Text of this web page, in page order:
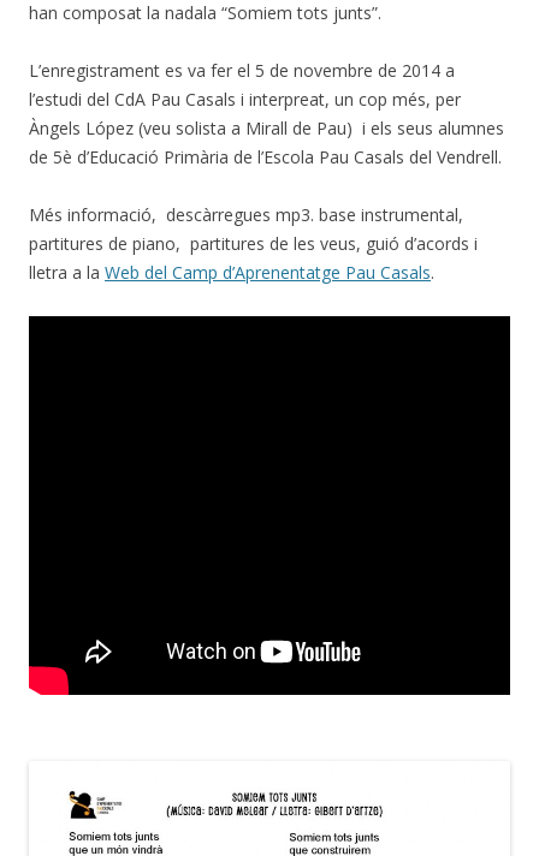
han composat la nadala “Somiem tots junts”.
L’enregistrament es va fer el 5 de novembre de 2014 a
l’estudi del CdA Pau Casals i interpreat, un cop més, per
Àngels López (veu solista a Mirall de Pau) i els seus alumnes
de 5è d’Educació Primària de l’Escola Pau Casals del Vendrell.
Més informació, descàrregues mp3. base instrumental,
partitures de piano, partitures de les veus, guió d’acords i
lletra a la Web del Camp d’Aprenentatge Pau Casals.